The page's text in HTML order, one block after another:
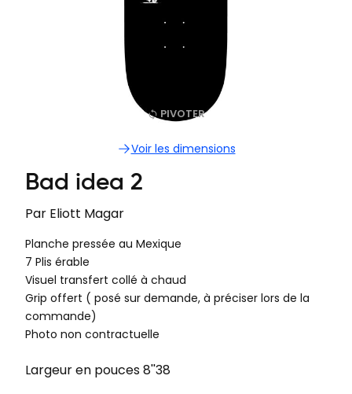
PIVOTER
Voir les dimensions
Bad idea 2
Par Eliott Magar
Planche pressée au Mexique
7 Plis érable
Visuel transfert collé à chaud
Grip offert ( posé sur demande, à préciser lors de la
commande)
Photo non contractuelle
Largeur en pouces8''38